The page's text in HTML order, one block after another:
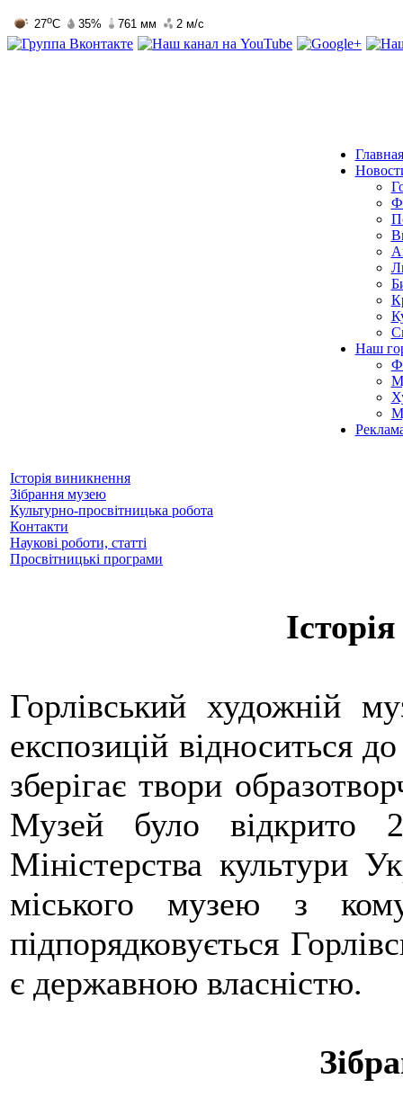
Главная
Наш
Історія виникнення
Зібрання музею
Культурно-просвітницька робота
Контакти
Наукові роботи, статті
Просвітницькі програми
Горлівський художній
експозицій відноситься
зберігає твори
Музей було відкрито
Міністерства культури
міського музею з
підпорядковується
є державною власністю.